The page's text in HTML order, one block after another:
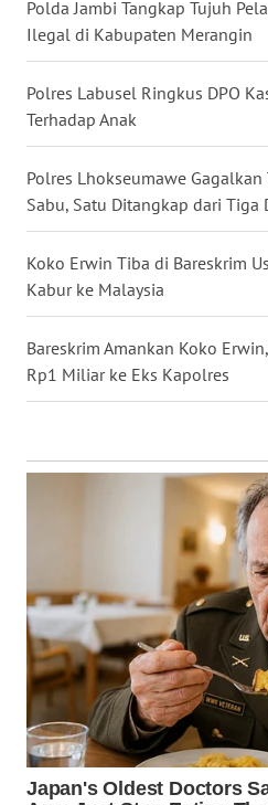
Polda Jambi Tangkap Tujuh
Ilegal di Kabupaten Merangin
Polres Labusel Ringkus DPO
Terhadap Anak
Polres Lhokseumawe
Sabu, Satu Ditangkap dari Tiga
Koko Erwin Tiba di Bareskrim
Kabur ke Malaysia
Bareskrim Amankan Koko
Rp1 Miliar ke Eks Kapolres
MALUKU
MALUT
WN
DAIRI
WN
DANAU
TOBA
WN
NIAS
WN
TANJUNG
LESUNG
KARO
WN